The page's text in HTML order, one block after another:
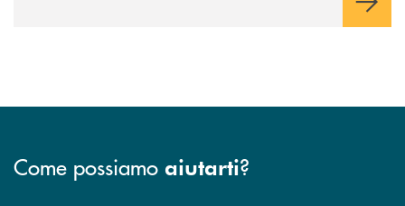
Come possiamo aiutarti?